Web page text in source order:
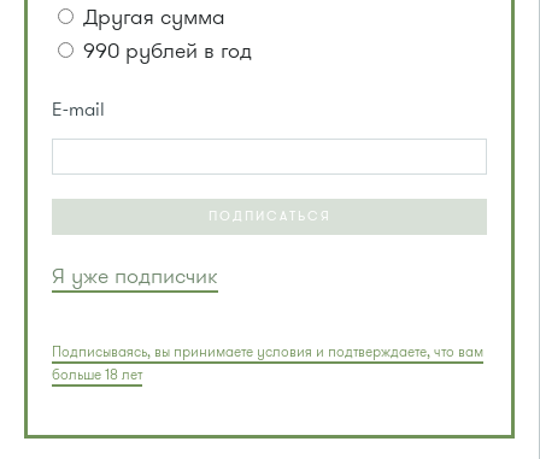
Другая сумма
990 рублей в год
E-mail
ПОДПИСАТЬСЯ
Я уже подписчик
Подписываясь, вы принимаете условия и подтверждаете, что вам
больше 18 лет